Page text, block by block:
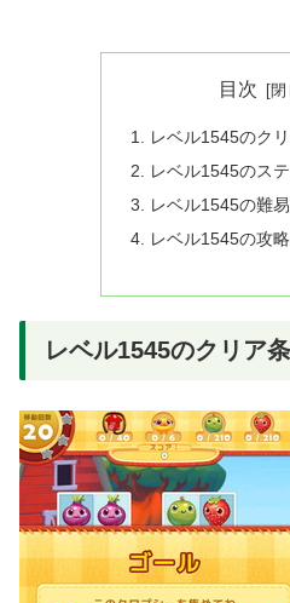
目次
レベル1545のク
レベル1545のス
レベル1545の難
レベル1545の攻
レベル1545のクリア